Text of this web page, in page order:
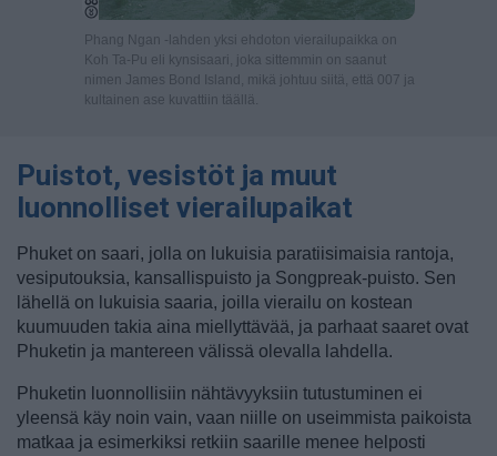
Phang Ngan -lahden yksi ehdoton vierailupaikka on
Koh Ta-Pu eli kynsisaari, joka sittemmin on saanut
nimen James Bond Island, mikä johtuu siitä, että 007 ja
kultainen ase kuvattiin täällä.
Puistot, vesistöt ja muut
luonnolliset vierailupaikat
Phuket on saari, jolla on lukuisia paratiisimaisia rantoja,
vesiputouksia, kansallispuisto ja Songpreak-puisto. Sen
lähellä on lukuisia saaria, joilla vierailu on kostean
kuumuuden takia aina miellyttävää, ja parhaat saaret ovat
Phuketin ja mantereen välissä olevalla lahdella.
Phuketin luonnollisiin nähtävyyksiin tutustuminen ei
yleensä käy noin vain, vaan niille on useimmista paikoista
matkaa ja esimerkiksi retkiin saarille menee helposti